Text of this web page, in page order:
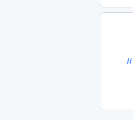
#